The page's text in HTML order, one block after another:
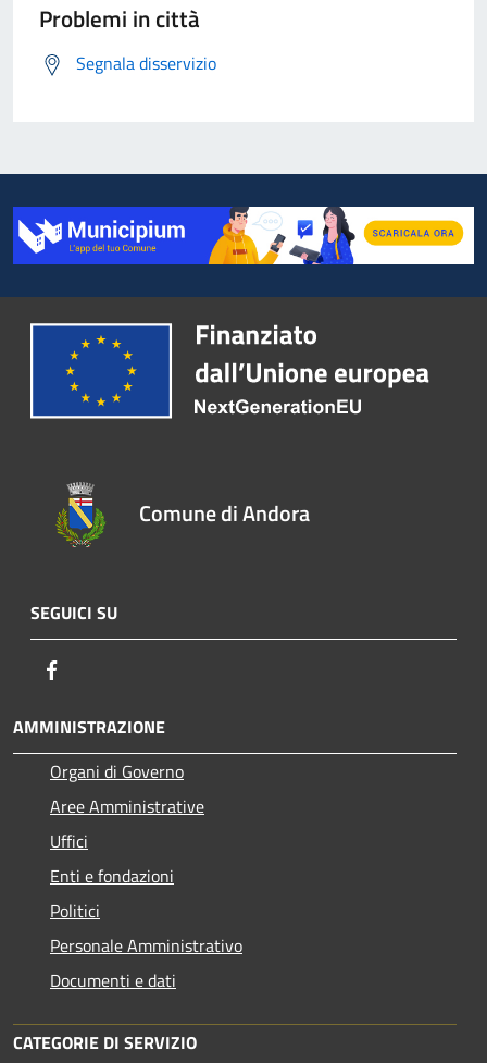
Problemi in città
Segnala disservizio
Comune di Andora
SEGUICI SU
AMMINISTRAZIONE
Organi di Governo
Aree Amministrative
Uffici
Enti e fondazioni
Politici
Personale Amministrativo
Documenti e dati
CATEGORIE DI SERVIZIO